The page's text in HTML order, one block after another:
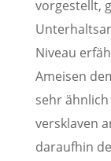
vorgestellt,
Niveau
Ameisen
sehr
versklaven
daraufhin